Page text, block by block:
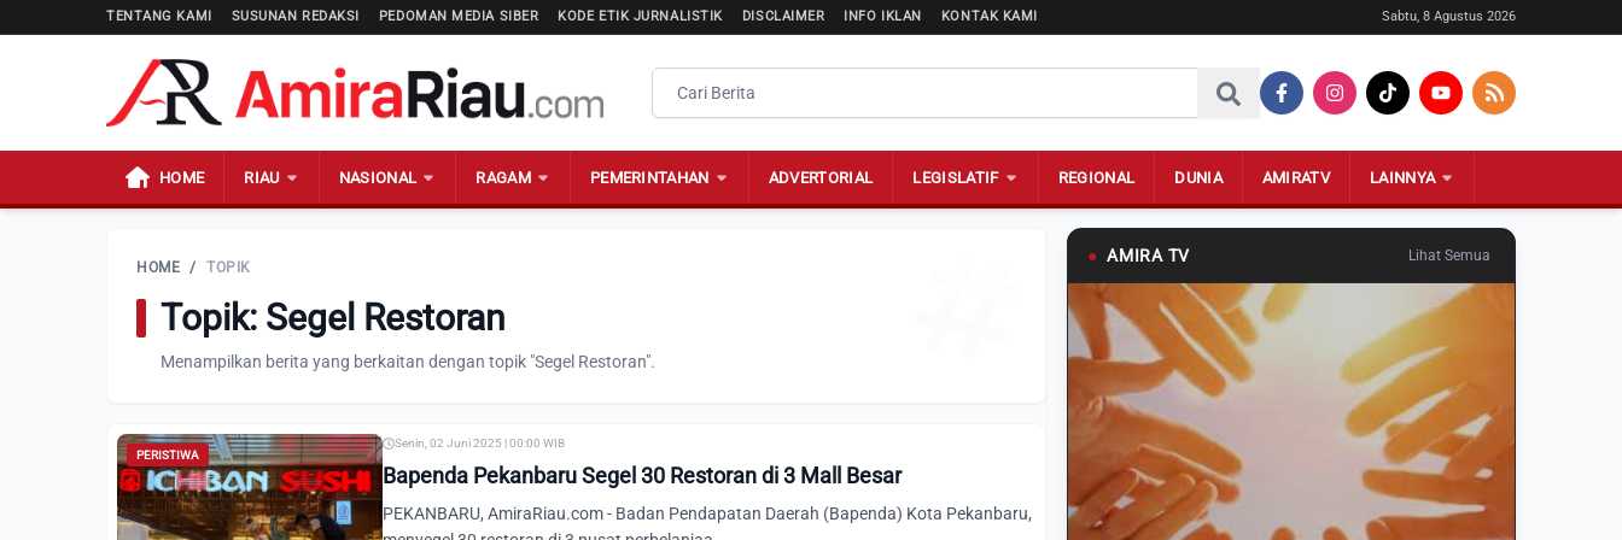
TENTANG KAMI SUSUNAN REDAKSI PEDOMAN MEDIA SIBER KODE ETIK JURNALISTIK DISCLAIMER INFO IKLAN KONTAK KAMI Sabtu, 8 Agustus 2026
HOME RIAU NASIONAL RAGAM PEMERINTAHAN ADVERTORIAL LEGISLATIF REGIONAL DUNIA AMIRATV LAINNYA
HOME / TOPIK
Topik: Segel Restoran
Menampilkan berita yang berkaitan dengan topik "Segel Restoran".
PERISTIWA
Senin, 02 Juni 2025 | 00:00 WIB
Bapenda Pekanbaru Segel 30 Restoran di 3 Mall Besar
PEKANBARU, AmiraRiau.com - Badan Pendapatan Daerah (Bapenda) Kota Pekanbaru,
● AMIRA TV Lihat Semua